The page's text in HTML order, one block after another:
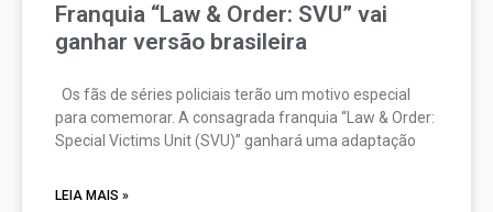
Franquia “Law & Order: SVU” vai
ganhar versão brasileira
Os fãs de séries policiais terão um motivo especial
para comemorar. A consagrada franquia “Law & Order:
Special Victims Unit (SVU)” ganhará uma adaptação
LEIA MAIS »